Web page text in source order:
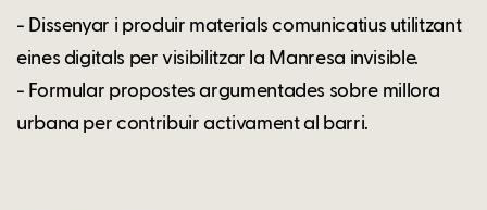
- Dissenyar i produir materials comunicatius utilitzant
eines digitals per visibilitzar la Manresa invisible.
- Formular propostes argumentades sobre millora
urbana per contribuir activament al barri.